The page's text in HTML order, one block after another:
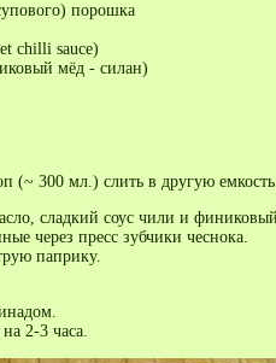
порошка
chilli sauce)
мёд - силан)
(~ 300 мл.) слить в другую
сладкий соус чили и
через пресс зубчики чеснока.
паприку.
2-3 часа.